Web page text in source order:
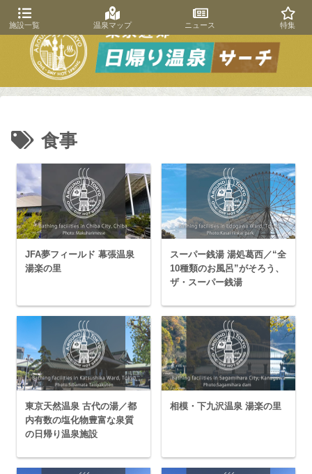
食事
JFA夢フィールド 幕張温泉
湯楽の里
スーパー銭湯 湯処葛西／“全
10種類のお風呂”がそろう、
ザ・スーパー銭湯
東京天然温泉 古代の湯／都
内有数の塩化物豊富な泉質
の日帰り温泉施設
相模・下九沢温泉 湯楽の里
施設一覧 温泉マップ ニュース 特集